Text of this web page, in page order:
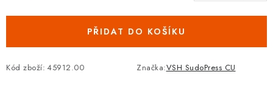
VRÁCENÍ ZBOŽÍ A REKLAMACE
MOJE OBJEDNÁVKA
PŘIDAT DO KOŠÍKU
Kód zboží: 45912.00 Značka:VSH SudoPress CU